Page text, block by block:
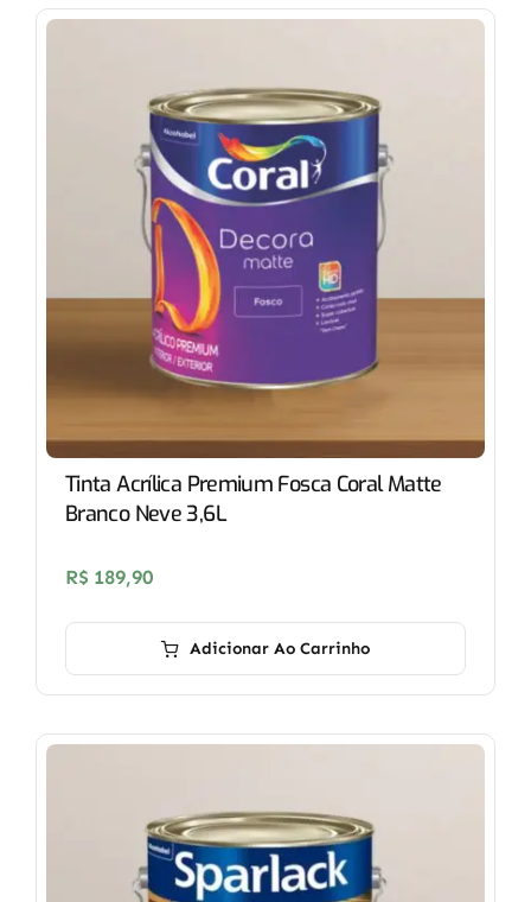
Tinta Acrílica Premium Fosca Coral Matte
Branco Neve 3,6L
R$ 189,90
Adicionar Ao Carrinho